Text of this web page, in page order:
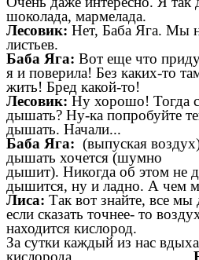
шоколада, мармелада.
Лесовик: Нет, Баба Яга. Мы
листьев.
Баба Яга: Вот еще что
я и поверила! Без каких-то
жить! Бред какой-то!
Лесовик: Ну хорошо! Тогда
дышать? Ну-ка попробуйте
дышать. Начали...
Баба Яга: (выпуская
дышать хочется (шумно
дышит). Никогда об этом не
дышится, ну и ладно. А чем
Лиса: Так вот знайте, все
если сказать точнее- то
находится кислород.
За сутки каждый из нас